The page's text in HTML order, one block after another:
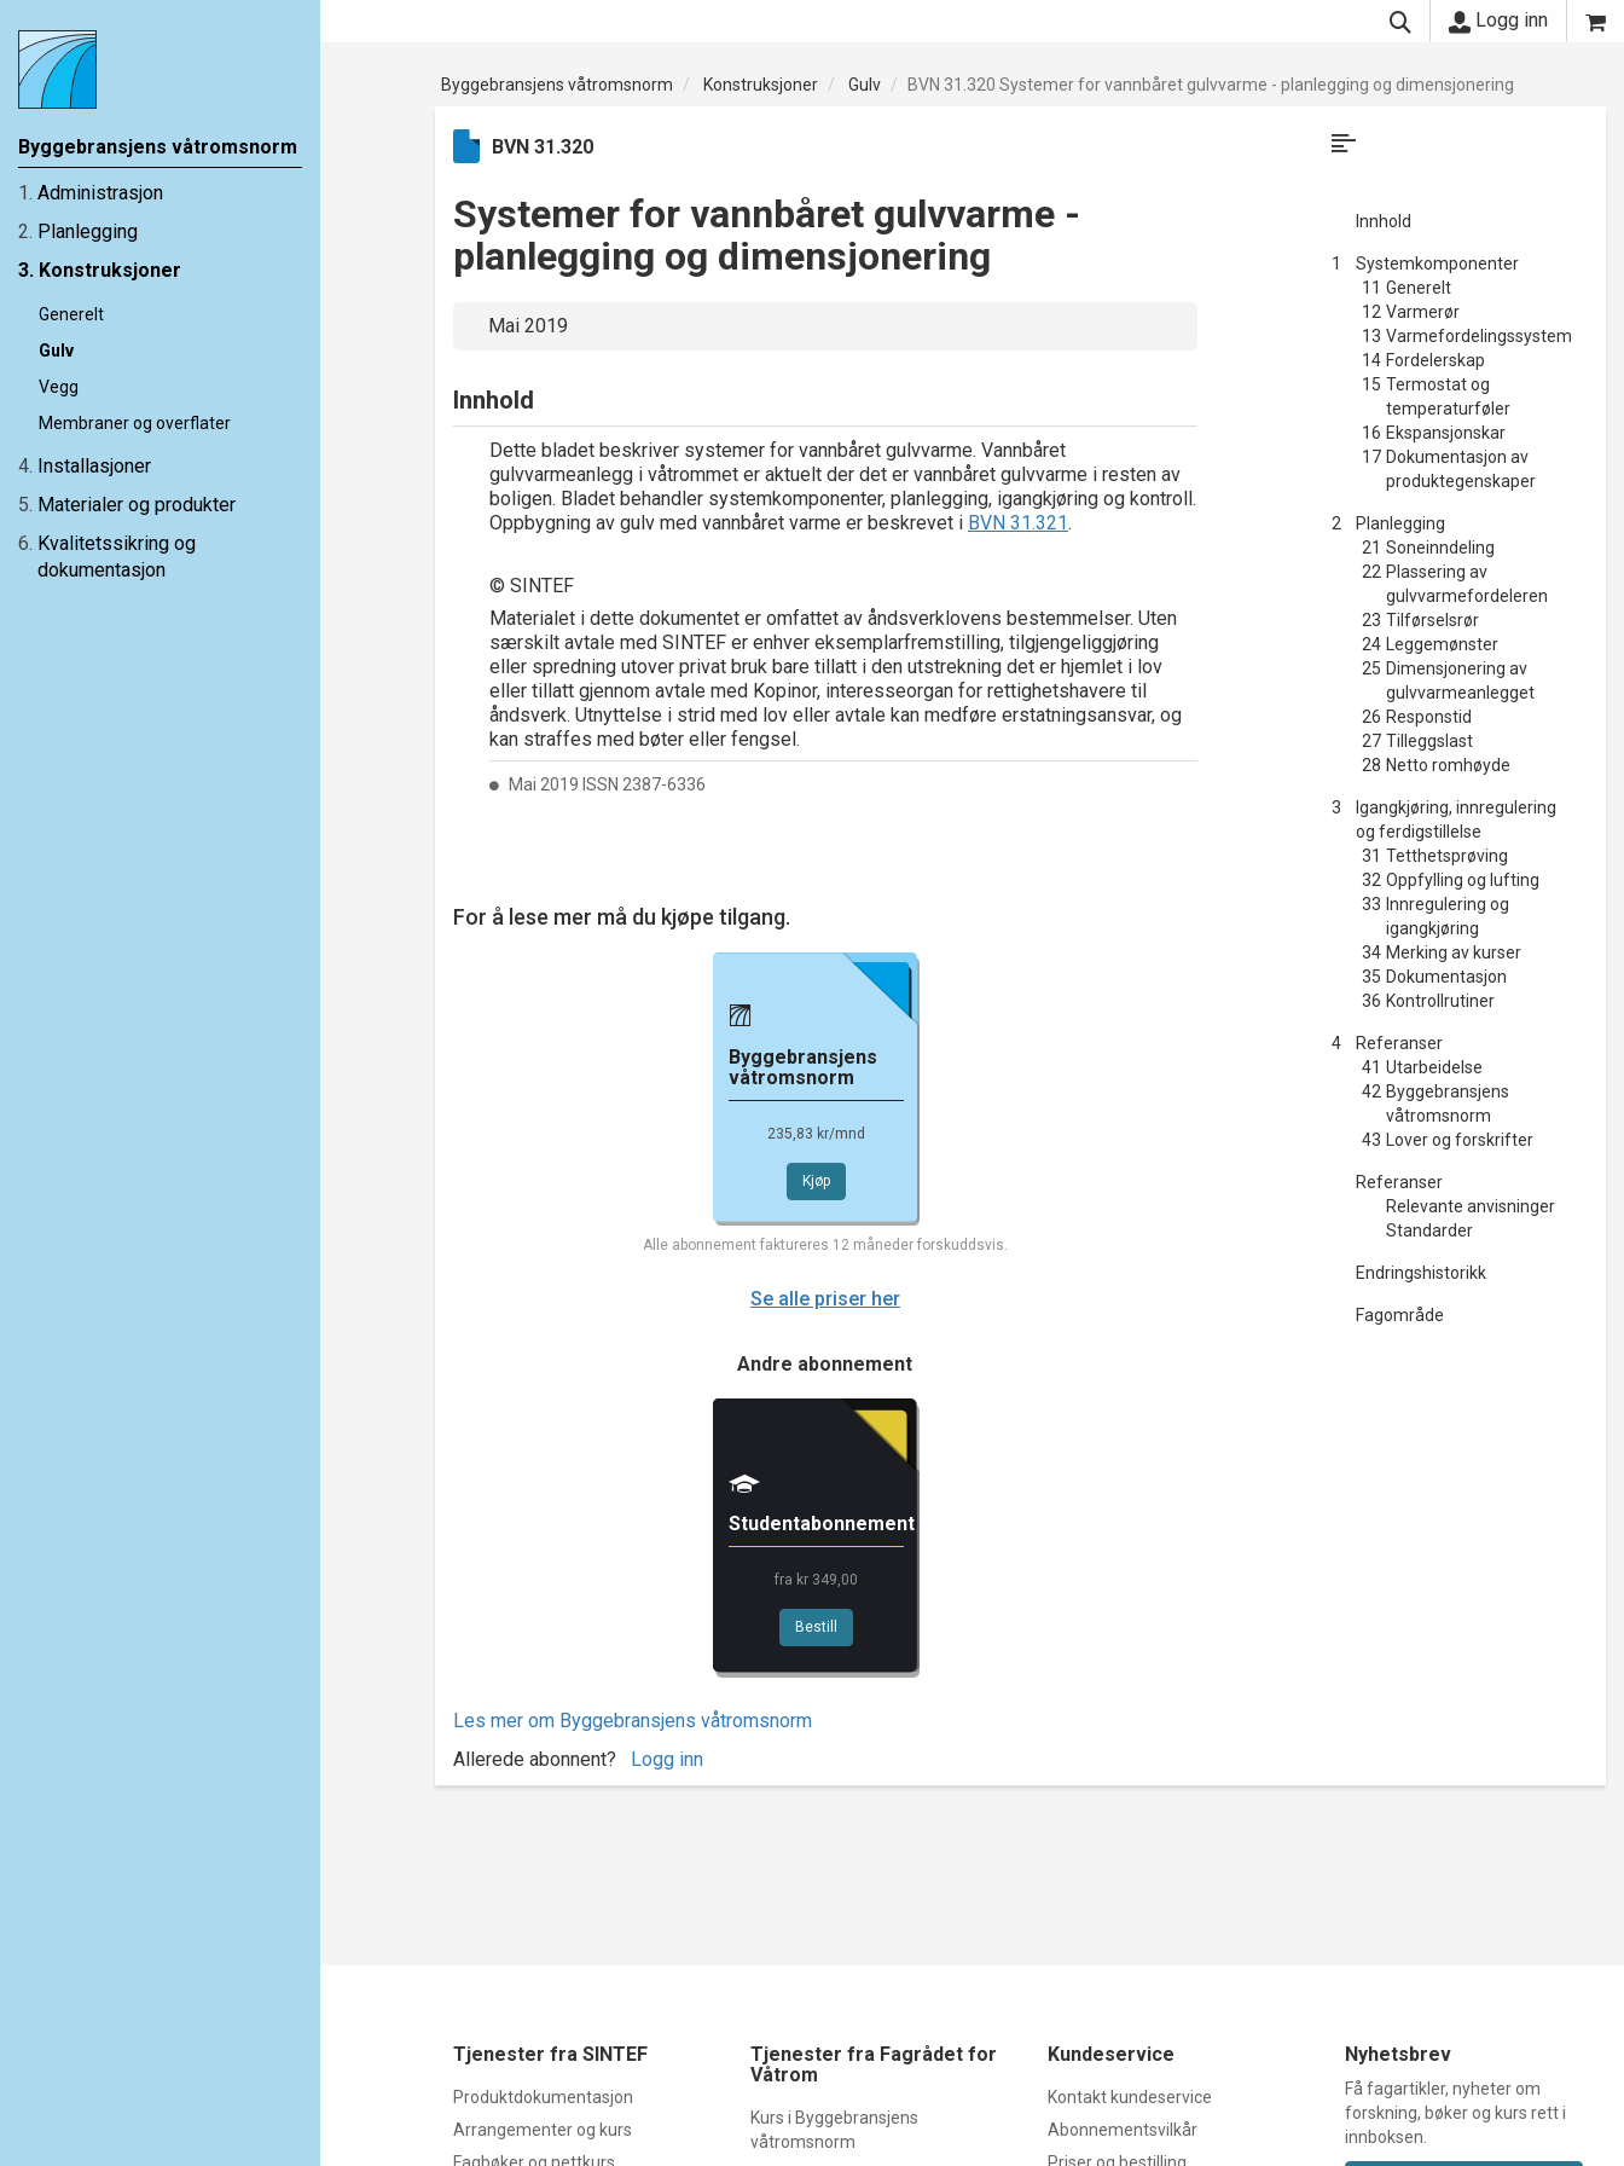
Byggebransjens våtromsnorm
1. Administrasjon
2. Planlegging
3. Konstruksjoner
Generelt
Gulv
Vegg
Membraner og overflater
4. Installasjoner
5. Materialer og produkter
6. Kvalitetssikring og
dokumentasjon
Logg inn
Byggebransjens våtromsnorm Konstruksjoner Gulv BVN 31.320 Systemer for vannbåret gulvvarme - planlegging og dimensjonering
BVN 31.320
Systemer for vannbåret gulvvarme -
planlegging og dimensjonering
Mai 2019
Innhold
Dette bladet beskriver systemer for vannbåret gulvvarme. Vannbåret
gulvvarmeanlegg i våtrommet er aktuelt der det er vannbåret gulvvarme i resten av
boligen. Bladet behandler systemkomponenter, planlegging, igangkjøring og kontroll.
Oppbygning av gulv med vannbåret varme er beskrevet i BVN 31.321.
© SINTEF
Materialet i dette dokumentet er omfattet av åndsverklovens bestemmelser. Uten
særskilt avtale med SINTEF er enhver eksemplarfremstilling, tilgjengeliggjøring
eller spredning utover privat bruk bare tillatt i den utstrekning det er hjemlet i lov
eller tillatt gjennom avtale med Kopinor, interesseorgan for rettighetshavere til
åndsverk. Utnyttelse i strid med lov eller avtale kan medføre erstatningsansvar, og
kan straffes med bøter eller fengsel.
Mai 2019 ISSN 2387-6336
For å lese mer må du kjøpe tilgang.
Kjøp
235,83 kr/mnd
Byggebransjens
våtromsnorm
Alle abonnement faktureres 12 måneder forskuddsvis.
Se alle priser her
Andre abonnement
Bestill
fra kr 349,00
Studentabonnement
Les mer om Byggebransjens våtromsnorm
Allerede abonnent? Logg inn
Innhold
1
Systemkomponenter
11 Generelt
12 Varmerør
13 Varmefordelingssystem
14 Fordelerskap
15 Termostat og
temperaturføler
16 Ekspansjonskar
17 Dokumentasjon av
produktegenskaper
2
Planlegging
21 Soneinndeling
22 Plassering av
gulvvarmefordeleren
23 Tilførselsrør
24 Leggemønster
25 Dimensjonering av
gulvvarmeanlegget
26 Responstid
27 Tilleggslast
28 Netto romhøyde
3
Igangkjøring, innregulering
og ferdigstillelse
31 Tetthetsprøving
32 Oppfylling og lufting
33 Innregulering og
igangkjøring
34 Merking av kurser
35 Dokumentasjon
36 Kontrollrutiner
4
Referanser
41 Utarbeidelse
42 Byggebransjens
våtromsnorm
43 Lover og forskrifter
Referanser
Relevante anvisninger
Standarder
Endringshistorikk
Fagområde
Tjenester fra SINTEF
Produktdokumentasjon
Arrangementer og kurs
Tjenester fra Fagrådet for
Våtrom
Kurs i Byggebransjens
våtromsnorm
Kundeservice
Kontakt kundeservice
Abonnementsvilkår
Nyhetsbrev
Få fagartikler, nyheter om
forskning, bøker og kurs rett i
innboksen.